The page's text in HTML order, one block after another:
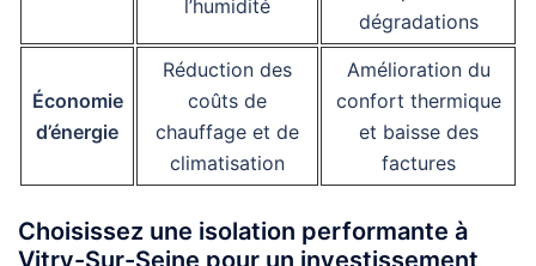
l’humidité
dégradations
Économie
d’énergie
Réduction des
coûts de
chauffage et de
climatisation
Amélioration du
confort thermique
et baisse des
factures
Choisissez une isolation performante à